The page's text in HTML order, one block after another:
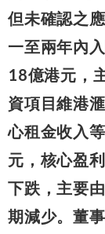
但未確認之
一至兩年內
18億港元，
資項目維港
心租金收入
元，核心盈
下跌，主要
期減少。董